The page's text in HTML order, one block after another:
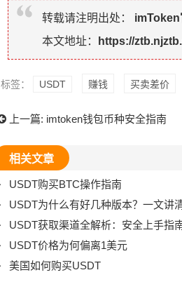
转载请注明出处： imToken
本文地址：
https://
标签： USDT 赚钱 买卖差价
上一篇: imtoken钱包币种安全指南
相关文章
USDT购买BTC操作指南
USDT为什么有好几种版本？一文讲
USDT获取渠道全解析：安全上手指
USDT价格为何偏离1美元
美国如何购买USDT